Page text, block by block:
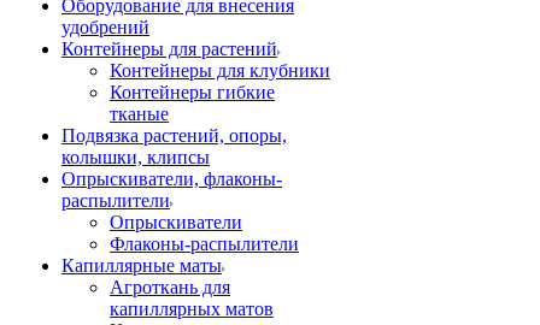
Оборудование для внесения
удобрений
Контейнеры для растений
Контейнеры для клубники
Контейнеры гибкие
тканые
Подвязка растений, опоры,
колышки, клипсы
Опрыскиватели, флаконы-
распылители
Опрыскиватели
Флаконы-распылители
Капиллярные маты
Агроткань для
капиллярных матов